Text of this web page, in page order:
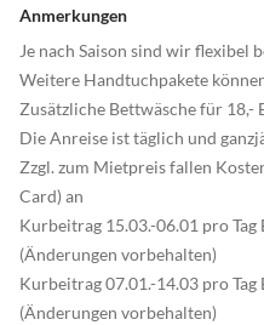
Anmerkungen
Je nach Saison sind wir flexibel
Weitere Handtuchpakete
Zusätzliche Bettwäsche für 18,-
Die Anreise ist täglich und
Zzgl. zum Mietpreis fallen
Card) an
Kurbeitrag 15.03.-06.01 pro
(Änderungen vorbehalten)
Kurbeitrag 07.01.-14.03 pro
(Änderungen vorbehalten)